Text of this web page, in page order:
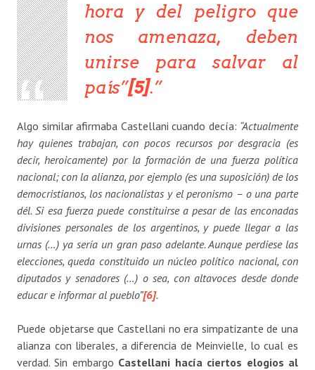
hora y del peligro que
nos amenaza, deben
unirse para salvar al
país”[5].
Algo similar afirmaba Castellani cuando decía: “Actualmente
hay quienes trabajan, con pocos recursos por desgracia (es
decir, heroicamente) por la formación de una fuerza política
nacional; con la alianza, por ejemplo (es una suposición) de los
democristianos, los nacionalistas y el peronismo – o una parte
dél. Si esa fuerza puede constituirse a pesar de las enconadas
divisiones personales de los argentinos, y puede llegar a las
urnas (…) ya sería un gran paso adelante. Aunque perdiese las
elecciones, queda constituido un núcleo político nacional, con
diputados y senadores (…) o sea, con altavoces desde donde
educar e informar al pueblo”[6].
Puede objetarse que Castellani no era simpatizante de una
alianza con liberales, a diferencia de Meinvielle, lo cual es
verdad. Sin embargo Castellani hacía ciertos elogios al